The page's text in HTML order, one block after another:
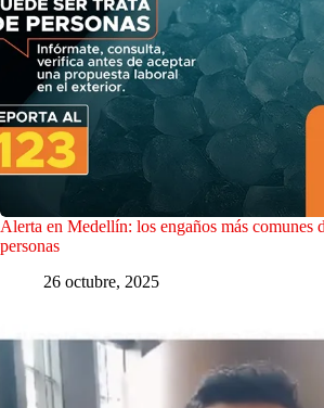
Alerta en Medellín: los engaños más comunes
personas
26 octubre, 2025